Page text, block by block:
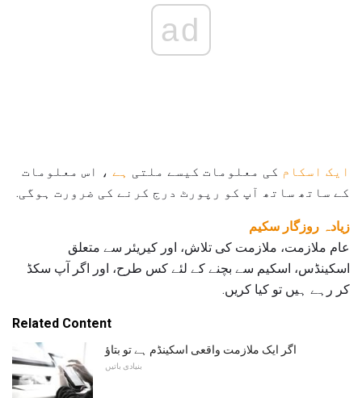
ad
ایک اسکام کی معلومات کیسے ملتی ہے ، اس معلومات
کے ساتھ ساتھ آپ کو رپورٹ درج کرنے کی ضرورت ہوگی.
زیادہ روزگار سکیم
عام ملازمت، ملازمت کی تلاش، اور کیریئر سے متعلق
اسکینڈس، اسکیم سے بچنے کے لئے کس طرح، اور اگر آپ سکڈ
کر رہے ہیں تو کیا کریں.
Related Content
اگر ایک ملازمت واقعی اسکینڈم ہے تو بتاؤ
بنیادی باتیں